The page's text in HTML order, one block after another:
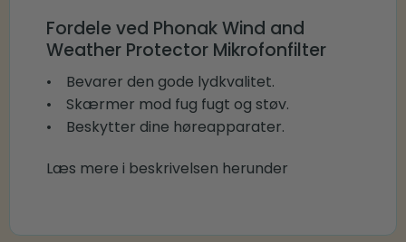
Fordele ved Phonak Wind and
Weather Protector Mikrofonfilter
• Bevarer den gode lydkvalitet.
• Skærmer mod fug fugt og støv.
• Beskytter dine høreapparater.
Læs mere i beskrivelsen herunder